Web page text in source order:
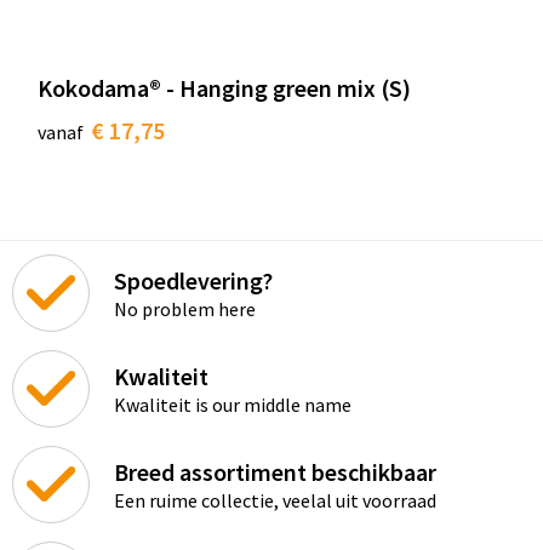
Kokodama® - Hanging green mix (S)
vanaf € 17,75
Spoedlevering?
No problem here
Kwaliteit
Kwaliteit is our middle name
Breed assortiment beschikbaar
Een ruime collectie, veelal uit voorraad